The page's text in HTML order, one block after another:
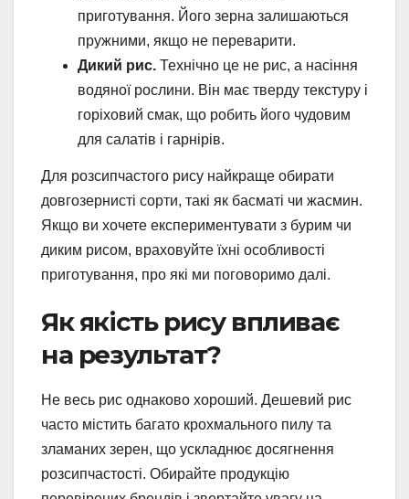
приготування. Його зерна залишаються
пружними, якщо не переварити.
Дикий рис. Технічно це не рис, а насіння
водяної рослини. Він має тверду текстуру і
горіховий смак, що робить його чудовим
для салатів і гарнірів.
Для розсипчастого рису найкраще обирати
довгозернисті сорти, такі як басматі чи жасмин.
Якщо ви хочете експериментувати з бурим чи
диким рисом, враховуйте їхні особливості
приготування, про які ми поговоримо далі.
Як якість рису впливає
на результат?
Не весь рис однаково хороший. Дешевий рис
часто містить багато крохмального пилу та
зламаних зерен, що ускладнює досягнення
розсипчастості. Обирайте продукцію